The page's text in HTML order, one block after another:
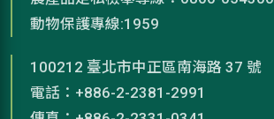
動物保護專線:1959
100212 臺北市中正區南海路 37 號
電話：+886-2-2381-2991